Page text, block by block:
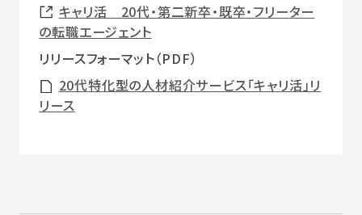
キャリ活 20代・第二新卒・既卒・フリーター
の転職エージェント
リリースフォーマット（PDF）
20代特化型の人材紹介サービス「キャリ活」リ
リース